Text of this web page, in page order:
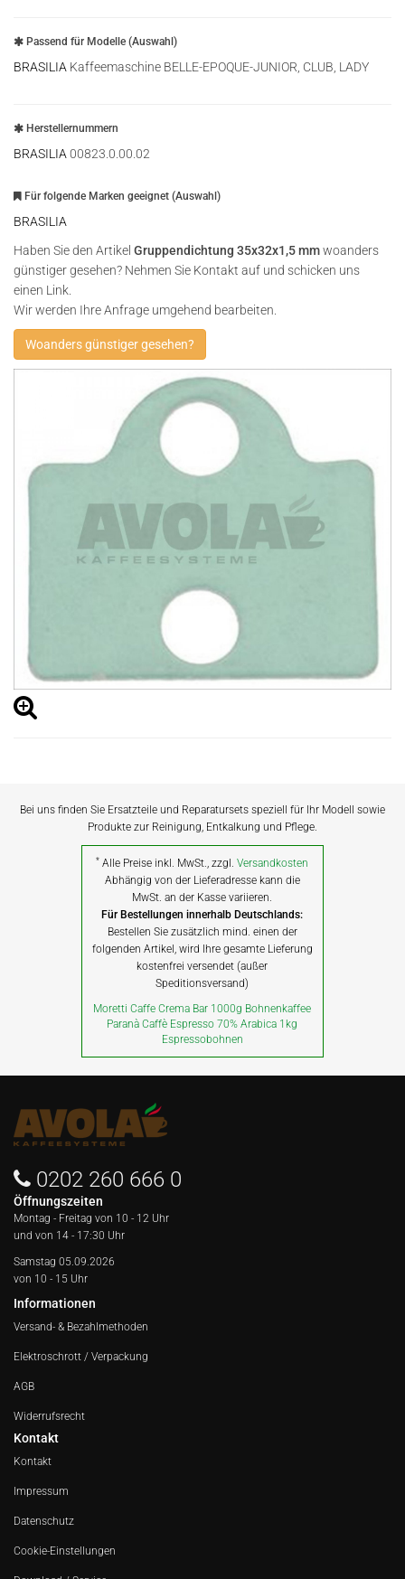
Passend für Modelle (Auswahl)
BRASILIA Kaffeemaschine BELLE-EPOQUE-JUNIOR, CLUB, LADY
Herstellernummern
BRASILIA 00823.0.00.02
Für folgende Marken geeignet (Auswahl)
BRASILIA
Haben Sie den Artikel Gruppendichtung 35x32x1,5 mmwoanders
günstiger gesehen? Nehmen Sie Kontakt auf und schicken uns
einen Link.
Wir werden Ihre Anfrage umgehend bearbeiten.
Woanders günstiger gesehen?
Bei uns finden Sie Ersatzteile und Reparatursets speziell für Ihr Modell sowie
Produkte zur Reinigung, Entkalkung und Pflege.
* Alle Preise inkl. MwSt., zzgl.Versandkosten
Abhängig von der Lieferadresse kann die
MwSt. an der Kasse variieren.
Für Bestellungen innerhalb Deutschlands:
Bestellen Sie zusätzlich mind. einen der
folgenden Artikel, wird Ihre gesamte Lieferung
kostenfrei versendet (außer
Speditionsversand)
Moretti Caffe Crema Bar 1000g Bohnenkaffee
Paranà Caffè Espresso 70% Arabica 1kg
Espressobohnen
0202 260 666 0
Öffnungszeiten
Montag - Freitag von 10 - 12 Uhr
und von 14 - 17:30 Uhr
Samstag 05.09.2026
von 10 - 15 Uhr
Informationen
Versand- & Bezahlmethoden
Elektroschrott / Verpackung
AGB
Widerrufsrecht
Kontakt
Kontakt
Impressum
Datenschutz
Cookie-Einstellungen